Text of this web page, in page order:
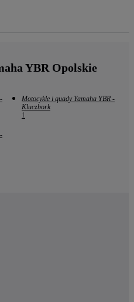
YBR Opolskie
Motocykle i quady Yamaha YBR -
Kluczbork
1